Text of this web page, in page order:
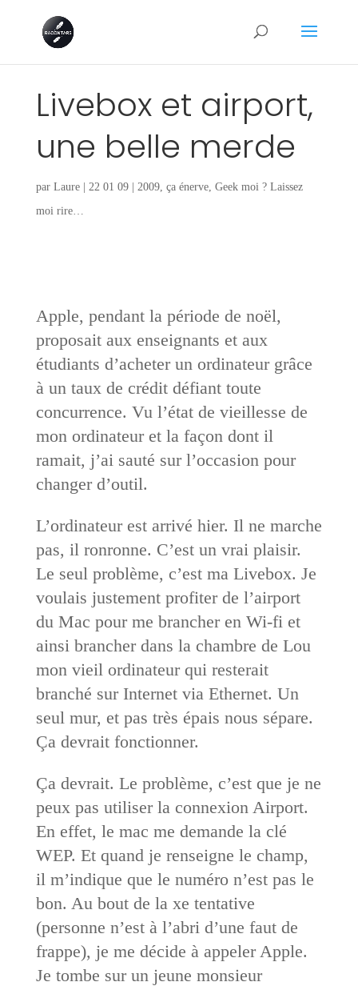
Livebox et airport,
une belle merde
par Laure| 22 01 09| 2009, ça énerve, Geek moi ? Laissez
moi rire…
Apple, pendant la période de noël,
proposait aux enseignants et aux
étudiants d’acheter un ordinateur grâce
à un taux de crédit défiant toute
concurrence. Vu l’état de vieillesse de
mon ordinateur et la façon dont il
ramait, j’ai sauté sur l’occasion pour
changer d’outil.
L’ordinateur est arrivé hier. Il ne marche
pas, il ronronne. C’est un vrai plaisir.
Le seul problème, c’est ma Livebox. Je
voulais justement profiter de l’airport
du Mac pour me brancher en Wi-fi et
ainsi brancher dans la chambre de Lou
mon vieil ordinateur qui resterait
branché sur Internet via Ethernet. Un
seul mur, et pas très épais nous sépare.
Ça devrait fonctionner.
Ça devrait. Le problème, c’est que je ne
peux pas utiliser la connexion Airport.
En effet, le mac me demande la clé
WEP. Et quand je renseigne le champ,
il m’indique que le numéro n’est pas le
bon. Au bout de la xe tentative
(personne n’est à l’abri d’une faut de
frappe), je me décide à appeler Apple.
Je tombe sur un jeune monsieur